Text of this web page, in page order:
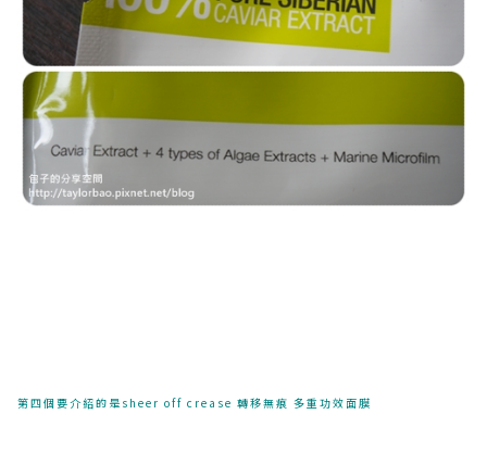
第四個要介紹的是sheer off crease 轉移無痕 多重功效面膜